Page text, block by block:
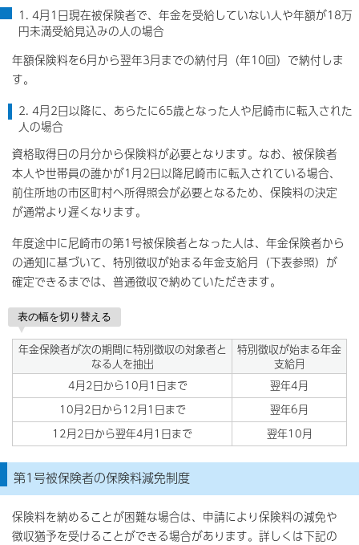
1. 4月1日現在被保険者で、年金を受給していない人や年額が18万
円未満受給見込みの人の場合
年額保険料を6月から翌年3月までの納付月（年10回）で納付しま
す。
2. 4月2日以降に、あらたに65歳となった人や尼崎市に転入された
人の場合
資格取得日の月分から保険料が必要となります。なお、被保険者
本人や世帯員の誰かが1月2日以降尼崎市に転入されている場合、
前住所地の市区町村へ所得照会が必要となるため、保険料の決定
が通常より遅くなります。
年度途中に尼崎市の第1号被保険者となった人は、年金保険者から
の通知に基づいて、特別徴収が始まる年金支給月（下表参照）が
確定できるまでは、普通徴収で納めていただきます。
表の幅を切り替える
年金保険者が次の期間に特別徴収の対象者と
なる人を抽出
特別徴収が始まる年金
支給月
4月2日から10月1日まで
翌年4月
10月2日から12月1日まで
翌年6月
12月2日から翌年4月1日まで
翌年10月
第1号被保険者の保険料減免制度
保険料を納めることが困難な場合は、申請により保険料の減免や
徴収猶予を受けることができる場合があります。詳しくは下記の